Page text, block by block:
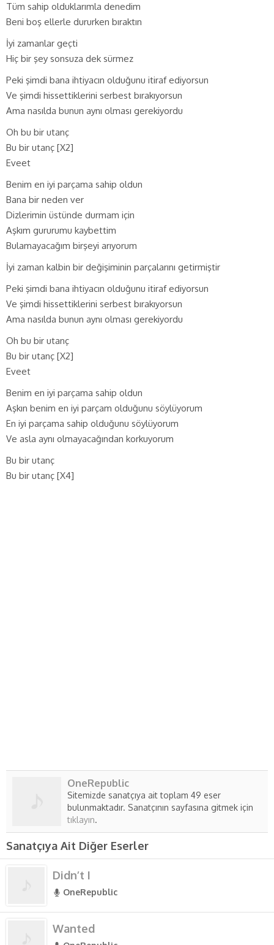
Tüm sahip olduklarımla denedim
Beni boş ellerle dururken bıraktın
İyi zamanlar geçti
Hiç bir şey sonsuza dek sürmez
Peki şimdi bana ihtiyacın olduğunu itiraf ediyorsun
Ve şimdi hissettiklerini serbest bırakıyorsun
Ama nasılda bunun aynı olması gerekiyordu
Oh bu bir utanç
Bu bir utanç [X2]
Eveet
Benim en iyi parçama sahip oldun
Bana bir neden ver
Dizlerimin üstünde durmam için
Aşkım gururumu kaybettim
Bulamayacağım birşeyi arıyorum
İyi zaman kalbin bir değişiminin parçalarını getirmiştir
Peki şimdi bana ihtiyacın olduğunu itiraf ediyorsun
Ve şimdi hissettiklerini serbest bırakıyorsun
Ama nasılda bunun aynı olması gerekiyordu
Oh bu bir utanç
Bu bir utanç [X2]
Eveet
Benim en iyi parçama sahip oldun
Aşkın benim en iyi parçam olduğunu söylüyorum
En iyi parçama sahip olduğunu söylüyorum
Ve asla aynı olmayacağından korkuyorum
Bu bir utanç
Bu bir utanç [X4]
OneRepublic
Sitemizde sanatçıya ait toplam 49 eser
bulunmaktadır. Sanatçının sayfasına gitmek için
tıklayın.
Sanatçıya Ait Diğer Eserler
Didn’t I
OneRepublic
Wanted